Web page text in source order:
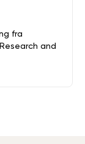
fra
and